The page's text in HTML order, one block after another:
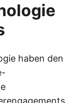
haben den